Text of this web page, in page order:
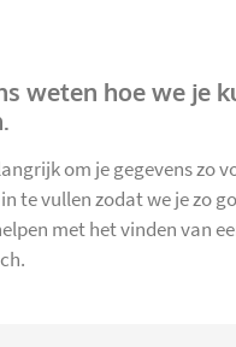
weten hoe we je
om je gegevens zo
te vullen zodat we je zo
met het vinden van